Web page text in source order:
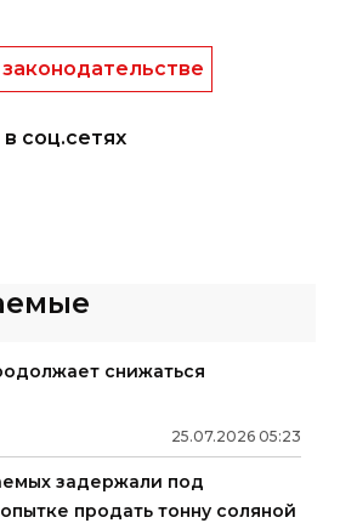
соц.сетях
снижаться
25.07.2026 05:23
задержали под
продать тонну соляной